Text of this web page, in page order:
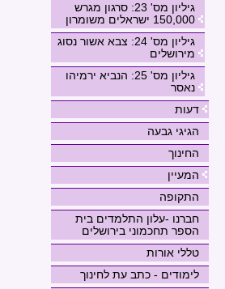
גיליון מס' 23: סרגון מגרש
150,000 ישראלים משומרון
גיליון מס' 24: צבא אשור נסוג
מירושלים
גיליון מס' 25: הנביא ירמיהו
נאסר
דעות
הגיגי גבעה
החינוך
המעיין
התקופה
חברנו -עלון התלמדים בית
הספר תחכמוני בירושלים
טללי אורות
לימודים - כתב עת לחינוך